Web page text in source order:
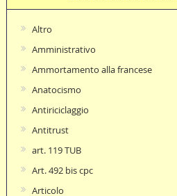
Altro
Amministrativo
Ammortamento alla francese
Anatocismo
Antiriciclaggio
Antitrust
art. 119 TUB
Art. 492 bis cpc
Articolo